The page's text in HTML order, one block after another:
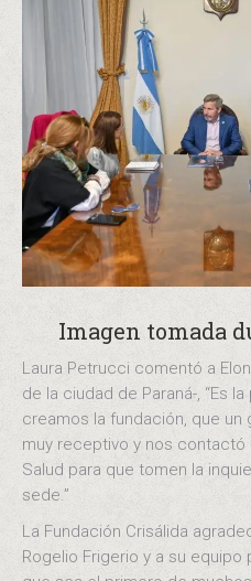
Imagen tomada
Laura Petrucci comentó a
de la ciudad de Paraná-, “Es
creamos la fundación, que
muy receptivo y nos
Salud para que tomen la
sede.”
La Fundación Crisálida
Rogelio Frigerio y a su